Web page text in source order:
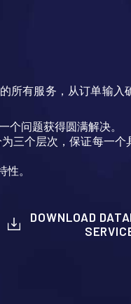
所有服务，从订单输入
问题获得圆满解决。
为三个层次，保证每一
。
DOWNLOAD